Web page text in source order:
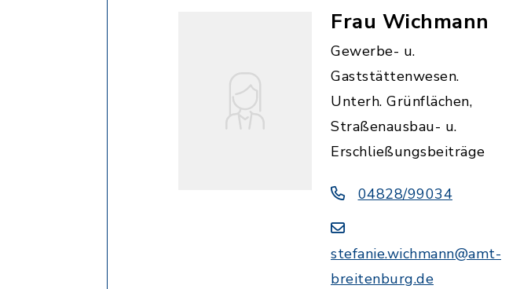
Frau Wichmann
Gewerbe- u.
Gaststättenwesen.
Unterh. Grünflächen,
Straßenausbau- u.
Erschließungsbeiträge
04828/99034
stefanie.wichmann@amt-
breitenburg.de